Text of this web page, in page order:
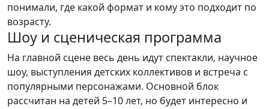
понимали, где какой формат и кому это подходит по
возрасту.
Шоу и сценическая программа
На главной сцене весь день идут спектакли, научное
шоу, выступления детских коллективов и встреча с
популярными персонажами. Основной блок
рассчитан на детей 5–10 лет, но будет интересно и